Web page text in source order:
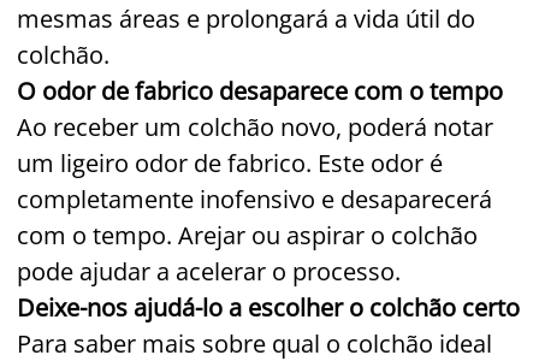
mesmas áreas e prolongará a vida útil do
colchão.
O odor de fabrico desaparece com o tempo
Ao receber um colchão novo, poderá notar
um ligeiro odor de fabrico. Este odor é
completamente inofensivo e desaparecerá
com o tempo. Arejar ou aspirar o colchão
pode ajudar a acelerar o processo.
Deixe-nos ajudá-lo a escolher o colchão certo
Para saber mais sobre qual o colchão ideal